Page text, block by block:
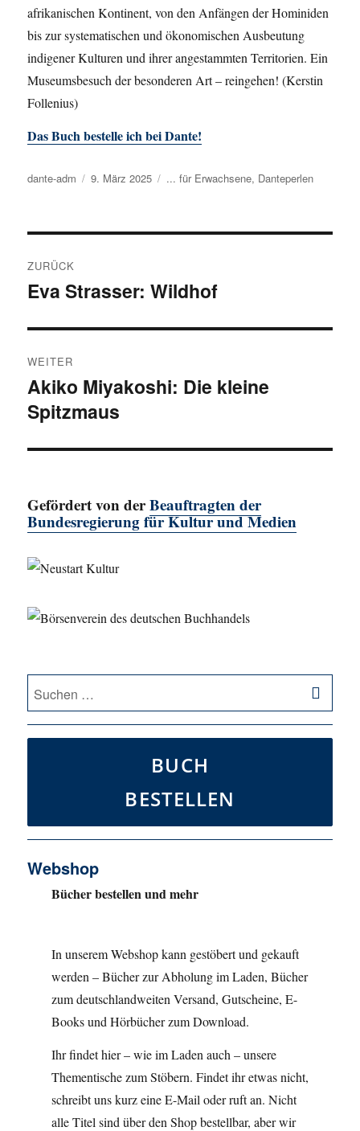
afrikanischen Kontinent, von den Anfängen der Hominiden
bis zur systematischen und ökonomischen Ausbeutung
indigener Kulturen und ihrer angestammten Territorien. Ein
Museumsbesuch der besonderen Art – reingehen! (Kerstin
Follenius)
Das Buch bestelle ich bei Dante!
Autor
dante-adm
Veröffentlicht
9. März 2025 Kategorien
... für Erwachsene, Danteperlen
ZURÜCK
Vorheriger
Eva Strasser: Wildhof
WEITER
Nächster
Beitrag:
Akiko Miyakoshi: Die kleine
Spitzmaus
Gefördert von derBeauftragten der
Bundesregierung für Kultur und Medien
Suche
nach:
BUCH
BESTELLEN
Webshop
Bücher bestellen und mehr
In unserem Webshop kann gestöbert und gekauft
werden – Bücher zur Abholung im Laden, Bücher
zum deutschlandweiten Versand, Gutscheine, E-
Books und Hörbücher zum Download.
Ihr findet hier – wie im Laden auch – unsere
Thementische zum Stöbern. Findet ihr etwas nicht,
schreibt uns kurz eine E-Mail oder ruft an. Nicht
alle Titel sind über den Shop bestellbar, aber wir